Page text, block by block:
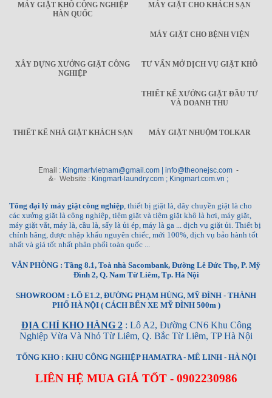
MÁY GIẶT KHÔ CÔNG NGHIỆP
HÀN QUỐC
MÁY GIẶT CHO KHÁCH SẠN
MÁY GIẶT CHO BỆNH VIỆN
XÂY DỰNG XƯỞNG GIẶT CÔNG
NGHIỆP
TƯ VẤN MỞ DỊCH VỤ GIẶT KHÔ
THIẾT KẾ XƯỞNG GIẶT ĐẦU TƯ
VÀ DOANH THU
THIẾT KẾ NHÀ GIẶT KHÁCH SẠN MÁY GIẶT NHUỘM TOLKAR
Email : Kingmartvietnam@gmail.com | info@theonejsc.com -
&- Website : Kingmart-laundry.com ; Kingmart.com.vn ;
Tổng đại lý máy giặt công nghiệp, thiết bị giặt là, dây chuyền giặt là cho
các xưởng giặt là công nghiệp, tiệm giặt và tiệm giặt khô là hơi, máy giặt,
máy giặt vắt, máy là, cầu là, sấy là ủi ép, máy là ga ... dịch vụ giặt ủi. Thiết bị
chính hãng, được nhập khẩu nguyên chiếc, mới 100%, dịch vụ bảo hành tốt
nhất và giá tốt nhất phân phối toàn quốc ...
VĂN PHÒNG : Tầng 8.1, Toà nhà Sacombank, Đường Lê Đức Thọ, P. Mỹ
Đình 2, Q. Nam Từ Liêm, Tp. Hà Nội
SHOWROOM : LÔ E1.2, ĐƯỜNG PHẠM HÙNG, MỸ ĐÌNH - THÀNH
PHỐ HÀ NỘI ( CÁCH BẾN XE MỸ ĐÌNH 500m )
ĐỊA CHỈ KHO HÀNG 2: Lô A2, Đường CN6 Khu Công
Nghiệp Vừa Và Nhỏ Từ Liêm, Q. Bắc Từ Liêm, TP Hà Nội
TỔNG KHO : KHU CÔNG NGHIỆP HAMATRA - MÊ LINH - HÀ NỘI
LIÊN HỆ MUA GIÁ TỐT - 0902230986